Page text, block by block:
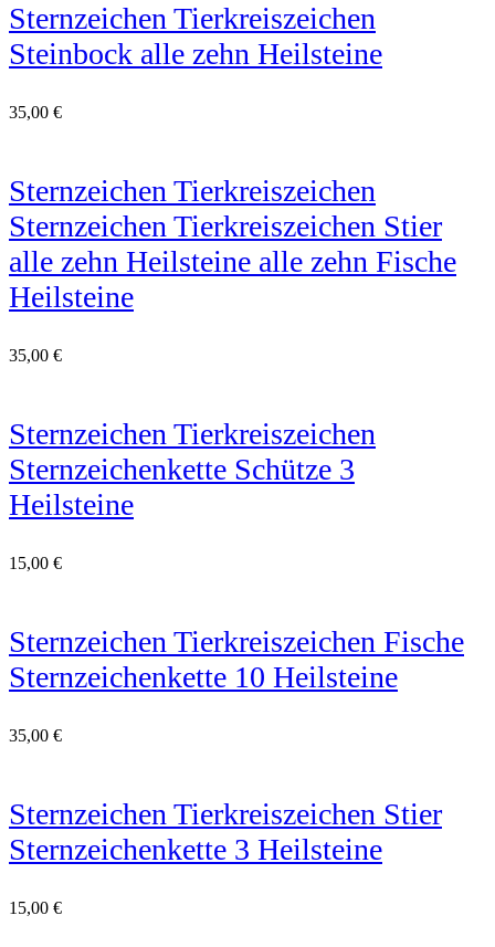
Sternzeichen Tierkreiszeichen
Steinbock alle zehn Heilsteine
35,00 €
Sternzeichen Tierkreiszeichen
Sternzeichen Tierkreiszeichen Stier
alle zehn Heilsteine alle zehn Fische
Heilsteine
35,00 €
Sternzeichen Tierkreiszeichen
Sternzeichenkette Schütze 3
Heilsteine
15,00 €
Sternzeichen Tierkreiszeichen Fische
Sternzeichenkette 10 Heilsteine
35,00 €
Sternzeichen Tierkreiszeichen Stier
Sternzeichenkette 3 Heilsteine
15,00 €